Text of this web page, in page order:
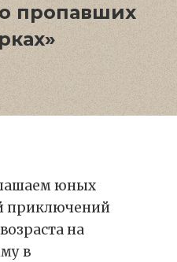
пропавших
юных
приключений
на
в